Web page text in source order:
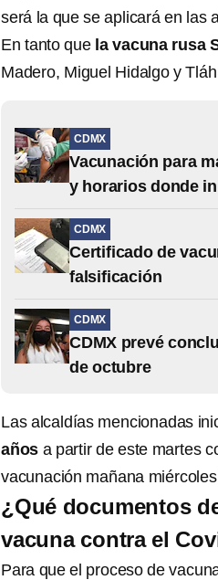
será la que se aplicará en las
En tanto quela vacuna rusa
Madero, Miguel Hidalgo y
CDMX
Vacunación para
y horarios donde
CDMX
Certificado de
falsificación
CDMX
CDMX prevé
de octubre
Las alcaldías mencionadas
años a partir de este martes
vacunación mañana
¿Qué documentos
vacuna contra el
Para que el proceso de